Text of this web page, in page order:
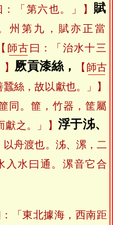
：「第六也。」】 賦
州第九，賦亦正當
【 師古曰：「治水十三
厥貢漆絲， 【 師古
絲，故以獻也。」】
同。篚，竹器，筐屬
之。」】 浮于泲、
以舟渡也。泲、漯，二
入水曰通。漯音它合
：「東北據海，西南距